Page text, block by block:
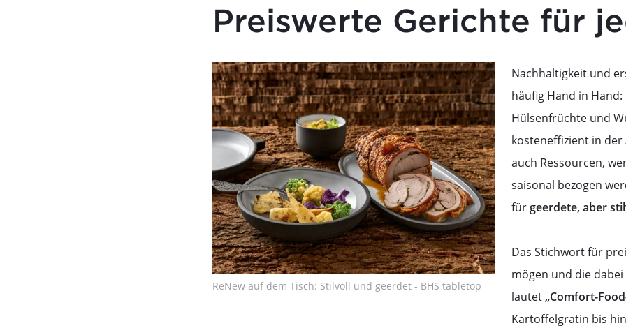
Preiswerte Gerichte für
ReNew auf dem Tisch: Stilvoll und geerdet - BHS tabletop
Nachhaltigkeit und
häufig Hand in Hand:
Hülsenfrüchte und
kosteneffizient in
auch Ressourcen,
saisonal bezogen
fürgeerdete, aber
Das Stichwort für
mögen und die
lautet„Comfort-
Kartoffelgratin bis